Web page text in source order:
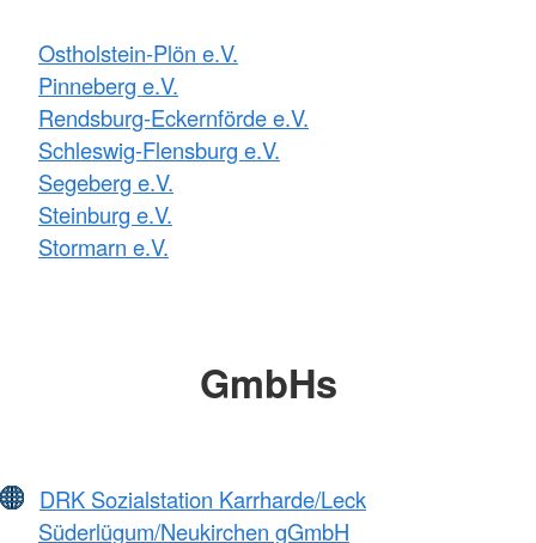
Ostholstein-Plön e.V.
Pinneberg e.V.
Rendsburg-Eckernförde e.V.
Schleswig-Flensburg e.V.
Segeberg e.V.
Steinburg e.V.
Stormarn e.V.
GmbHs
DRK Sozialstation Karrharde/Leck
Süderlügum/Neukirchen gGmbH